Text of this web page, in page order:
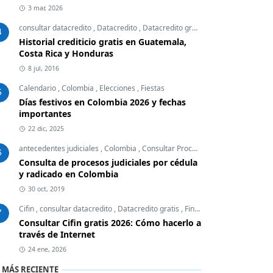
3 mar, 2026
consultar datacredito , Datacredito , Datacredito gratis
Historial crediticio gratis en Guatemala,
Costa Rica y Honduras
8 jul, 2016
Calendario ,Colombia , Elecciones , Fiestas
Días festivos en Colombia 2026 y fechas
importantes
22 dic, 2025
antecedentes judiciales ,Colombia ,Consultar Procesos Judiciales
Consulta de procesos judiciales por cédula
y radicado en Colombia
30 oct, 2019
Cifin ,consultar datacredito , Datacredito gratis , Finanzas Personales
Consultar Cifin gratis 2026: Cómo hacerlo a
través de Internet
24 ene, 2026
RECIENTE